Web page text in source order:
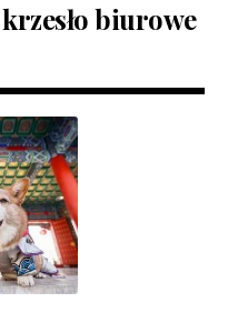
biurowe